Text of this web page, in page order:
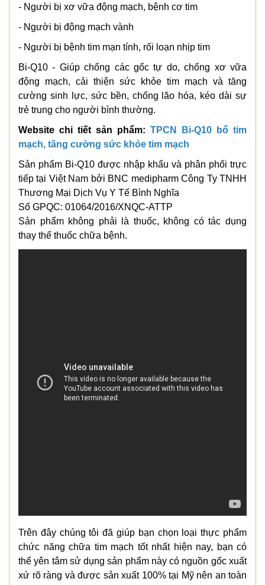
- Người bị xơ vữa động mạch, bệnh cơ tim
- Người bị động mạch vành
- Người bị bệnh tim mạn tính, rối loạn nhịp tim
Bi-Q10 - Giúp chống các gốc tự do, chống xơ vữa
động mạch, cải thiện sức khỏe tim mạch và tăng
cường sinh lực, sức bền, chống lão hóa, kéo dài sự
trẻ trung cho người bình thường.
Website chi tiết sản phẩm: TPCN Bi-Q10 bổ tim
mạch, tăng cường sức khỏe tim mạch
Sản phẩm Bi-Q10 được nhập khẩu và phân phối trực
tiếp tại Việt Nam bởi BNC medipharm Công Ty TNHH
Thương Mại Dịch Vụ Y Tế Bình Nghĩa
Số GPQC: 01064/2016/XNQC-ATTP
Sản phẩm không phải là thuốc, không có tác dụng
thay thế thuốc chữa bệnh.
Trên đây chúng tôi đã giúp bạn chọn loại thực phẩm
chức năng chữa tim mạch tốt nhất hiện nay, bạn có
thể yên tâm sử dụng sản phẩm này có nguồn gốc xuất
xứ rõ ràng và được sản xuất 100% tại Mỹ nên an toàn